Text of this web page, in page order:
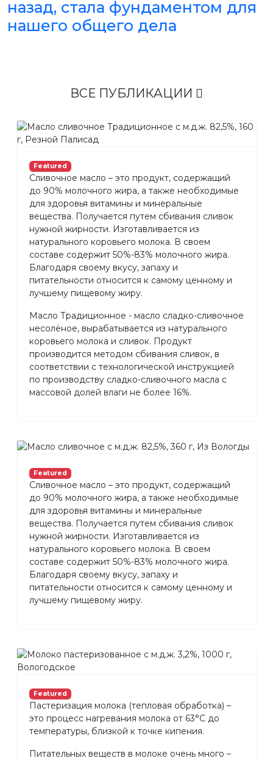
назад, стала фундаментом для
нашего общего дела
ВСЕ ПУБЛИКАЦИИ
Featured
Сливочное масло – это продукт, содержащий
до 90% молочного жира, а также необходимые
для здоровья витамины и минеральные
вещества. Получается путем сбивания сливок
нужной жирности. Изготавливается из
натурального коровьего молока. В своем
составе содержит 50%-83% молочного жира.
Благодаря своему вкусу, запаху и
питательности относится к самому ценному и
лучшему пищевому жиру.
Масло Традиционное - масло сладко-сливочное
несолёное, вырабатывается из натурального
коровьего молока и сливок. Продукт
производится методом сбивания сливок, в
соответствии с технологической инструкцией
по производству сладко-сливочного масла с
массовой долей влаги не более 16%.
Featured
Сливочное масло – это продукт, содержащий
до 90% молочного жира, а также необходимые
для здоровья витамины и минеральные
вещества. Получается путем сбивания сливок
нужной жирности. Изготавливается из
натурального коровьего молока. В своем
составе содержит 50%-83% молочного жира.
Благодаря своему вкусу, запаху и
питательности относится к самому ценному и
лучшему пищевому жиру.
Featured
Пастеризация молока (тепловая обработка) –
это процесс нагревания молока от 63°С до
температуры, близкой к точке кипения.
Питательных веществ в молоке очень много –